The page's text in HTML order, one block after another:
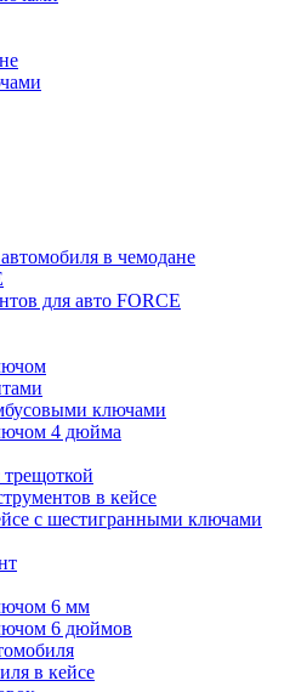
в чемодане
для авто FORCE
ключами
4 дюйма
в кейсе
с шестигранными ключами
6 мм
6 дюймов
в кейсе